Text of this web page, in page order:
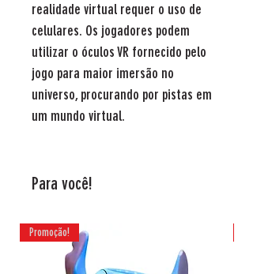
realidade virtual requer o uso de
celulares. Os jogadores podem
utilizar o óculos VR fornecido pelo
jogo para maior imersão no
universo, procurando por pistas em
um mundo virtual.
Para você!
Promoção!